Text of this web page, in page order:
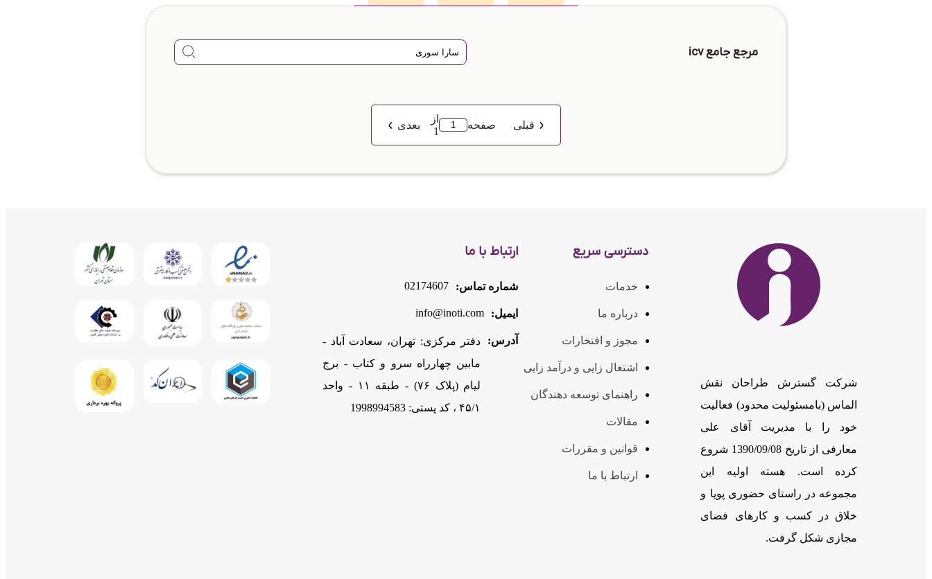
مرجع جامع icv
قبلی صفحه
از
1
بعدی
شرکت گسترش طراحان نقش
الماس (بامسئوليت محدود) فعالیت
خود را با مدیریت آقای علی
معارفی از تاریخ 1390/09/08 شروع
کرده است. هسته اولیه این
مجموعه در راستای حضوری پویا و
خلاق در کسب و کارهای فضای
مجازی شکل گرفت.
دسترسی سریع
خدمات
درباره ما
مجوز و افتخارات
اشتغال زایی و درآمد زایی
راهنمای توسعه دهندگان
مقالات
قوانین و مقررات
ارتباط با ما
ارتباط با ما
شماره تماس: 02174607
ایمیل: info@inoti.com
آدرس:
دفتر مرکزی: تهران، سعادت آباد -
مابین چهارراه سرو و کتاب - برج
لیام (پلاک ۷۶) - طبقه ۱۱ - واحد
۴۵/۱ ، کد پستی: 1998994583